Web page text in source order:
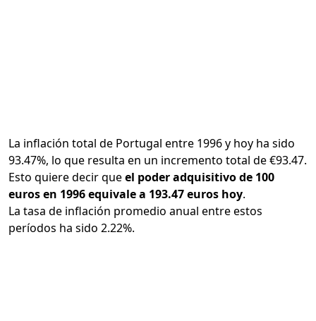
La inflación total de Portugal entre 1996 y hoy ha sido
93.47%, lo que resulta en un incremento total de €93.47.
Esto quiere decir queel poder adquisitivo de 100
euros en 1996 equivale a 193.47 euros hoy.
La tasa de inflación promedio anual entre estos
períodos ha sido 2.22%.